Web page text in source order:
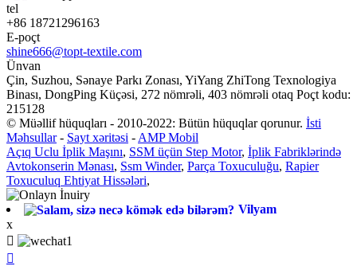
tel
+86 18721296163
E-poçt
shine666@topt-textile.com
Ünvan
Çin, Suzhou, Sənaye Parkı Zonası, YiYang ZhiTong Texnologiya
Binası, DongPing Küçəsi, 272 nömrəli, 403 nömrəli otaq Poçt kodu:
215128
© Müəllif hüquqları - 2010-2022: Bütün hüquqlar qorunur. İsti
Məhsullar- Sayt xəritəsi - AMP Mobil
Açıq Uclu İplik Maşını, SSM üçün Step Motor, İplik Fabriklərində
Avtokonserin Mənası, Ssm Winder, Parça Toxuculuğu, Rapier
Toxuculuq Ehtiyat Hissələri,
Vilyam
x

